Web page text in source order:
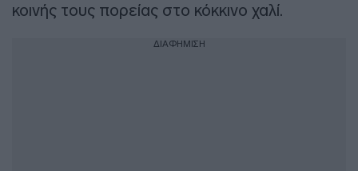
κοινής τους πορείας στο κόκκινο χαλί.
ΔΙΑΦΗΜΙΣΗ